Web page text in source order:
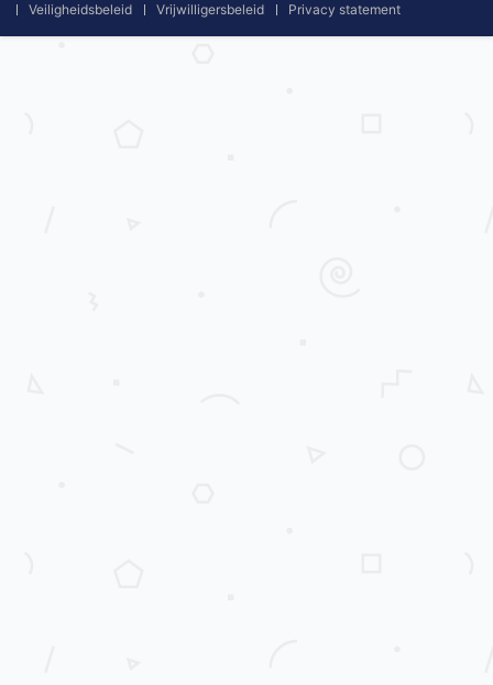
Veiligheidsbeleid
Vrijwilligersbeleid Privacy statement